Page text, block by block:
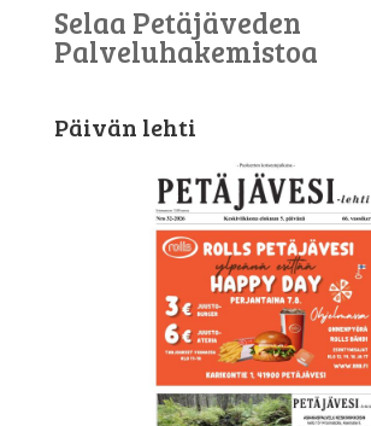
Selaa Petäjäveden
Palveluhakemistoa
Päivän lehti